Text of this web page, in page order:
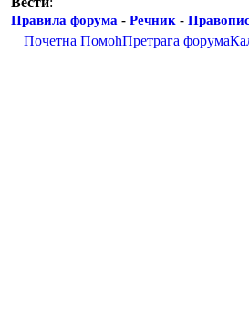
Правила форума - Речник -
Почетна ПомоћПретрага форума